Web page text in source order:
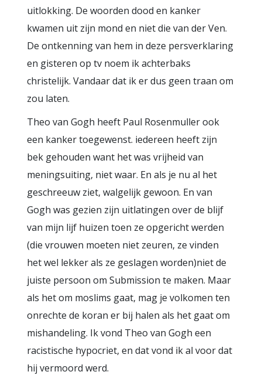
uitlokking. De woorden dood en kanker
kwamen uit zijn mond en niet die van der Ven.
De ontkenning van hem in deze persverklaring
en gisteren op tv noem ik achterbaks
christelijk. Vandaar dat ik er dus geen traan om
zou laten.
Theo van Gogh heeft Paul Rosenmuller ook
een kanker toegewenst. iedereen heeft zijn
bek gehouden want het was vrijheid van
meningsuiting, niet waar. En als je nu al het
geschreeuw ziet, walgelijk gewoon. En van
Gogh was gezien zijn uitlatingen over de blijf
van mijn lijf huizen toen ze opgericht werden
(die vrouwen moeten niet zeuren, ze vinden
het wel lekker als ze geslagen worden)niet de
juiste persoon om Submission te maken. Maar
als het om moslims gaat, mag je volkomen ten
onrechte de koran er bij halen als het gaat om
mishandeling. Ik vond Theo van Gogh een
racistische hypocriet, en dat vond ik al voor dat
hij vermoord werd.